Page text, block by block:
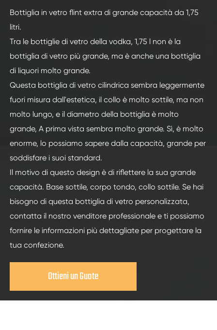
Bottiglia in vetro flint extra di grande capacità da 1,75
litri.
Tra le bottiglie di vetro della vodka, 1,75 l non è la
bottiglia di vetro più grande, ma è anche una bottiglia
di liquori molto grande.
Questa bottiglia di vetro cilindrica sembra leggermente
fuori misura dall'estetica, il collo è molto sottile, ma non
molto lungo, e il diametro della bottiglia è molto
grande, A prima vista sembra molto grande. Sì, è molto
enorme, lo possiamo sapere dalla capacità, grande per
soddisfare i suoi standard.
Il motivo di questo design è di riflettere la sua grande
capacità. Base sottile, corpo tondo, collo sottile. Se hai
bisogno di questa bottiglia di vetro personalizzata,
contatta il nostro venditore professionale e ti possiamo
fornire le informazioni più dettagliate per progettare la
tua confezione.
Ottieni un Guote